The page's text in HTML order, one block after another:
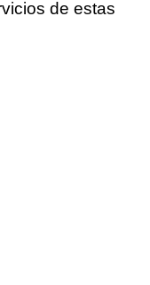
de estas